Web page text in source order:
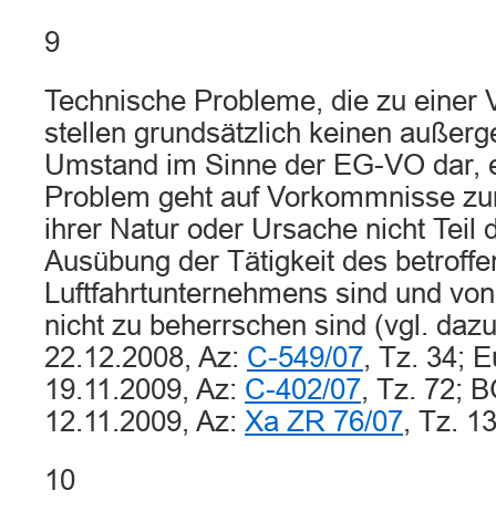
9
Technische Probleme, die zu einer
stellen grundsätzlich keinen
Umstand im Sinne der EG-VO dar,
Problem geht auf Vorkommnisse
ihrer Natur oder Ursache nicht Teil
Ausübung der Tätigkeit des
Luftfahrtunternehmens sind und
nicht zu beherrschen sind (vgl.
22.12.2008, Az: C-549/07, Tz. 34;
19.11.2009, Az: C-402/07, Tz. 72;
12.11.2009, Az: Xa ZR 76/07, Tz.
10